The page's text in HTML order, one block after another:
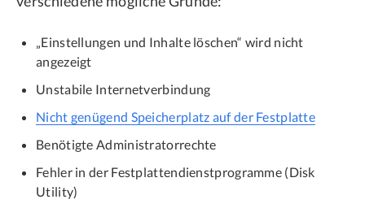
„Einstellungen und Inhalte löschen“ wird nicht
angezeigt
Unstabile Internetverbindung
Nicht genügend Speicherplatz auf der Festplatte
Benötigte Administratorrechte
Fehler in der Festplattendienstprogramme (Disk
Utility)